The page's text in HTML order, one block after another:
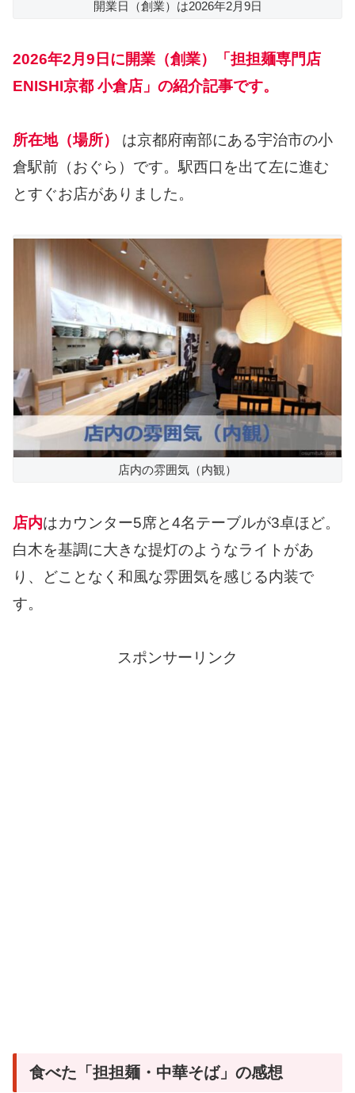
開業日（創業）は2026年2月9日
2026年2月9日に開業（創業）「担担麺専門店
ENISHI京都 小倉店」の紹介記事です。
所在地（場所）
は京都府南部にある宇治市の小
倉駅前（おぐら）です。駅西口を出て左に進む
とすぐお店がありました。
店内の雰囲気（内観）
店内はカウンター5席と4名テーブルが3卓ほど。
白木を基調に大きな提灯のようなライトがあ
り、どことなく和風な雰囲気を感じる内装で
す。
スポンサーリンク
食べた「担担麺・中華そば」の感想